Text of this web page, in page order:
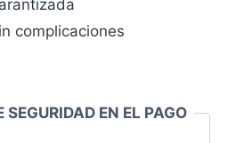
complicaciones
EN EL PAGO